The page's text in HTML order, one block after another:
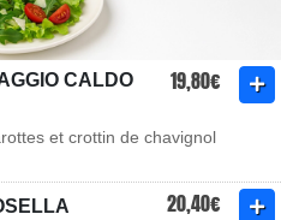
CALDO
19,80€
et crottin de chavignol
20,40€